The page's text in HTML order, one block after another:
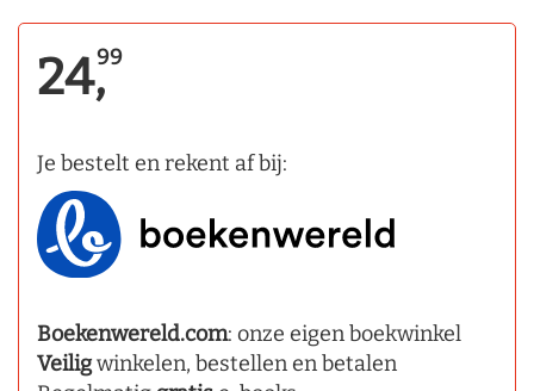
24,99
Je bestelt en rekent af bij:
Boekenwereld.com: onze eigen boekwinkel
Veiligwinkelen, bestellen en betalen